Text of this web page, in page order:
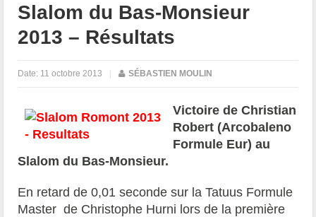
Slalom du Bas-Monsieur
2013 – Résultats
Date: 11 octobre 2013 | SÉBASTIEN MOULIN
Victoire deChristian
Robert (Arcobaleno
Formule Eur)au
Slalom du Bas-Monsieur.
En retard de 0,01 seconde sur la Tatuus Formule
Master de Christophe Hurni lors de la première